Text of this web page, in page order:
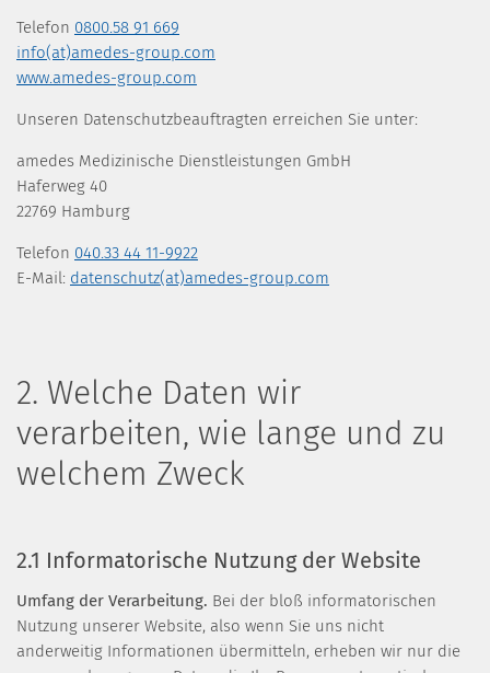
Telefon 0800.58 91 669
info(at)amedes-group.com
www.amedes-group.com
Unseren Datenschutzbeauftragten erreichen Sie unter:
amedes Medizinische Dienstleistungen GmbH
Haferweg 40
22769 Hamburg
Telefon 040.33 44 11-9922
E-Mail: datenschutz(at)amedes-group.com
2. Welche Daten wir
verarbeiten, wie lange und zu
welchem Zweck
2.1 Informatorische Nutzung der Website
Umfang der Verarbeitung. Bei der bloß informatorischen
Nutzung unserer Website, also wenn Sie uns nicht
anderweitig Informationen übermitteln, erheben wir nur die